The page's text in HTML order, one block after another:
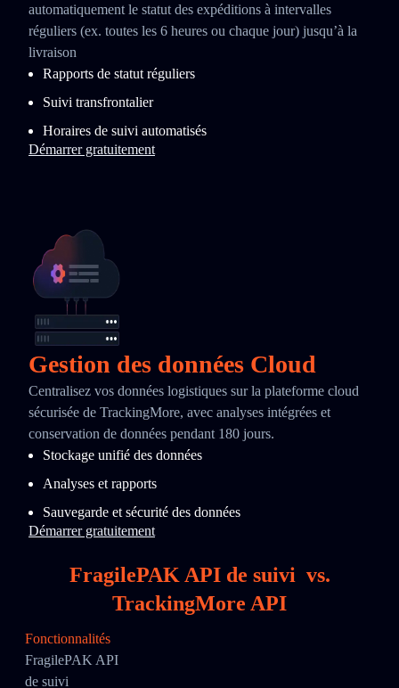
automatiquement le statut des expéditions à intervalles
réguliers (ex. toutes les 6 heures ou chaque jour) jusqu’à la
livraison
Rapports de statut réguliers
Suivi transfrontalier
Horaires de suivi automatisés
Démarrer gratuitement
Gestion des données Cloud
Centralisez vos données logistiques sur la plateforme cloud
sécurisée de TrackingMore, avec analyses intégrées et
conservation de données pendant 180 jours.
Stockage unifié des données
Analyses et rapports
Sauvegarde et sécurité des données
Démarrer gratuitement
FragilePAK API de suivi vs.
TrackingMore API
Fonctionnalités
FragilePAK API
de suivi